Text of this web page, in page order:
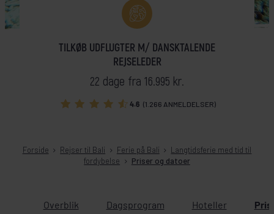
TILKØB UDFLUGTER M/ DANSKTALENDE
REJSELEDER
22 dage fra 16.995 kr.
4.6 (1.266 ANMELDELSER)
Forside Rejser til Bali Ferie på Bali
Langtidsferie med tid til
fordybelse
Priser og datoer
Overblik Dagsprogram Hoteller